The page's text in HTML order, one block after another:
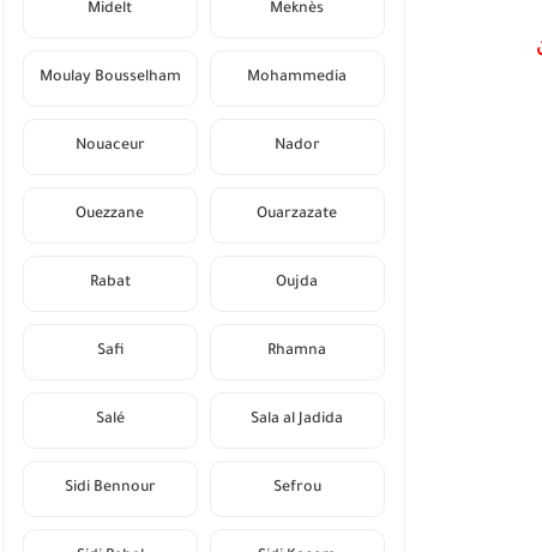
Meknès
Midelt
Mohammedia
Moulay Bousselham
Nador
Nouaceur
Ouarzazate
Ouezzane
Oujda
Rabat
Rhamna
Safi
Sala al Jadida
Salé
Sefrou
Sidi Bennour